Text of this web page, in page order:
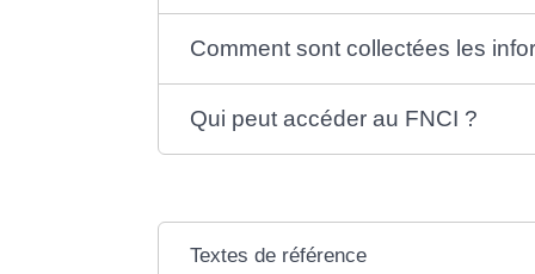
Comment sont collectées les
Qui peut accéder au FNCI ?
Textes de référence